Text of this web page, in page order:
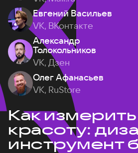
Евгений Васильев
VK, ВКонтакте
Александр
Толокольников
VK, Дзен
Олег Афанасьев
VK, RuStore
Как измерить
красоту:
инструмент